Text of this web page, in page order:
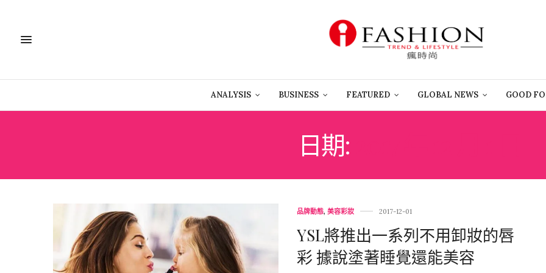
ANALYSIS BUSINESS FEATURED GLOBAL NEWS GOOD
日期:
品牌動態, 美容彩妝 2017-12-01
YSL將推出一系列不用卸妝的唇
彩 據說塗著睡覺還能美容